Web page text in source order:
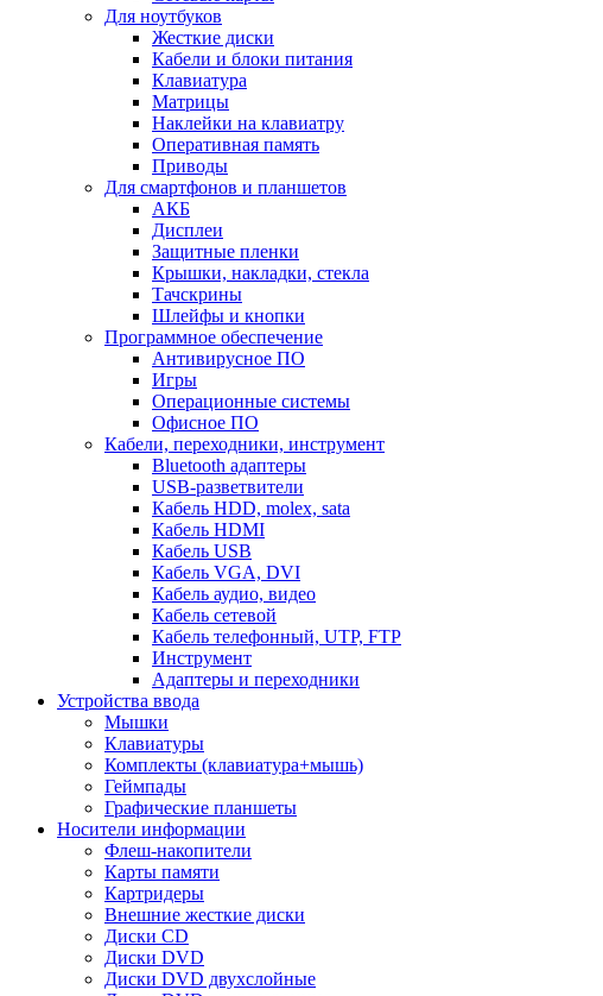
Для ноутбуков
Жесткие диски
Кабели и блоки питания
Клавиатура
Матрицы
Наклейки на клавиатру
Оперативная память
Приводы
Для смартфонов и планшетов
АКБ
Дисплеи
Защитные пленки
Крышки, накладки, стекла
Тачскрины
Шлейфы и кнопки
Программное обеспечение
Антивирусное ПО
Игры
Операционные системы
Офисное ПО
Кабели, переходники, инструмент
Bluetooth адаптеры
USB-разветвители
Кабель HDD, molex, sata
Кабель HDMI
Кабель USB
Кабель VGA, DVI
Кабель аудио, видео
Кабель сетевой
Кабель телефонный, UTP, FTP
Инструмент
Адаптеры и переходники
Устройства ввода
Мышки
Клавиатуры
Комплекты (клавиатура+мышь)
Геймпады
Графические планшеты
Носители информации
Флеш-накопители
Карты памяти
Картридеры
Внешние жесткие диски
Диски CD
Диски DVD
Диски DVD двухслойные